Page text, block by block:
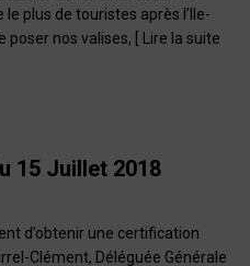
plus de touristes après l’Ile-
poser nos valises, [ Lire la suite
15 Juillet 2018
d’obtenir une certification
Clément, Déléguée Générale